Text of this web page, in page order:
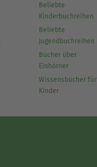
Beliebte
Kinderbuchreihen
Beliebte
Jugendbuchreihen
Bücher über
Einhörner
Wissensbücher für
Kinder